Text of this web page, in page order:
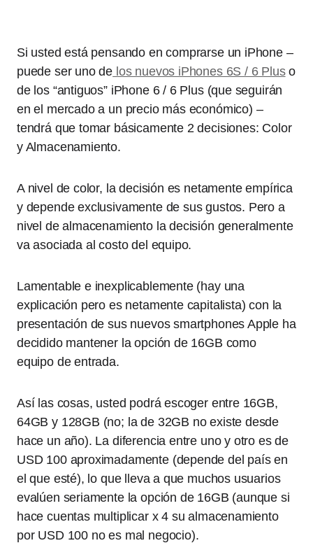
Si usted está pensando en comprarse un iPhone –
puede ser uno de los nuevos iPhones 6S / 6 Pluso
de los “antiguos” iPhone 6 / 6 Plus (que seguirán
en el mercado a un precio más económico) –
tendrá que tomar básicamente 2 decisiones: Color
y Almacenamiento.
A nivel de color, la decisión es netamente empírica
y depende exclusivamente de sus gustos. Pero a
nivel de almacenamiento la decisión generalmente
va asociada al costo del equipo.
Lamentable e inexplicablemente (hay una
explicación pero es netamente capitalista) con la
presentación de sus nuevos smartphones Apple ha
decidido mantener la opción de 16GB como
equipo de entrada.
Así las cosas, usted podrá escoger entre 16GB,
64GB y 128GB (no; la de 32GB no existe desde
hace un año). La diferencia entre uno y otro es de
USD 100 aproximadamente (depende del país en
el que esté), lo que lleva a que muchos usuarios
evalúen seriamente la opción de 16GB (aunque si
hace cuentas multiplicar x 4 su almacenamiento
por USD 100 no es mal negocio).